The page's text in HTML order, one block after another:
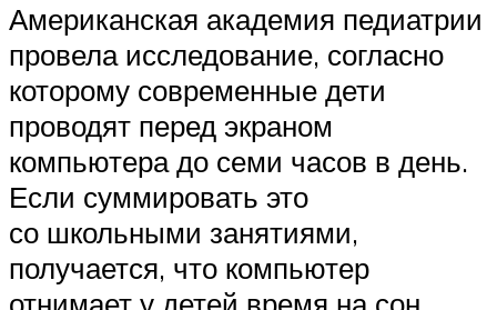
Американская академия педиатрии
провела исследование, согласно
которому современные дети
проводят перед экраном
компьютера до семи часов в день.
Если суммировать это
со школьными занятиями,
получается, что компьютер